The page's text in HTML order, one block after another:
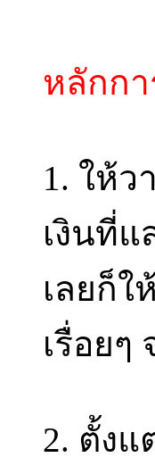
หลักกา
1. ให้
เงินที่
เลยก็ใ
เรื่อยๆ
2. ตั้งแ